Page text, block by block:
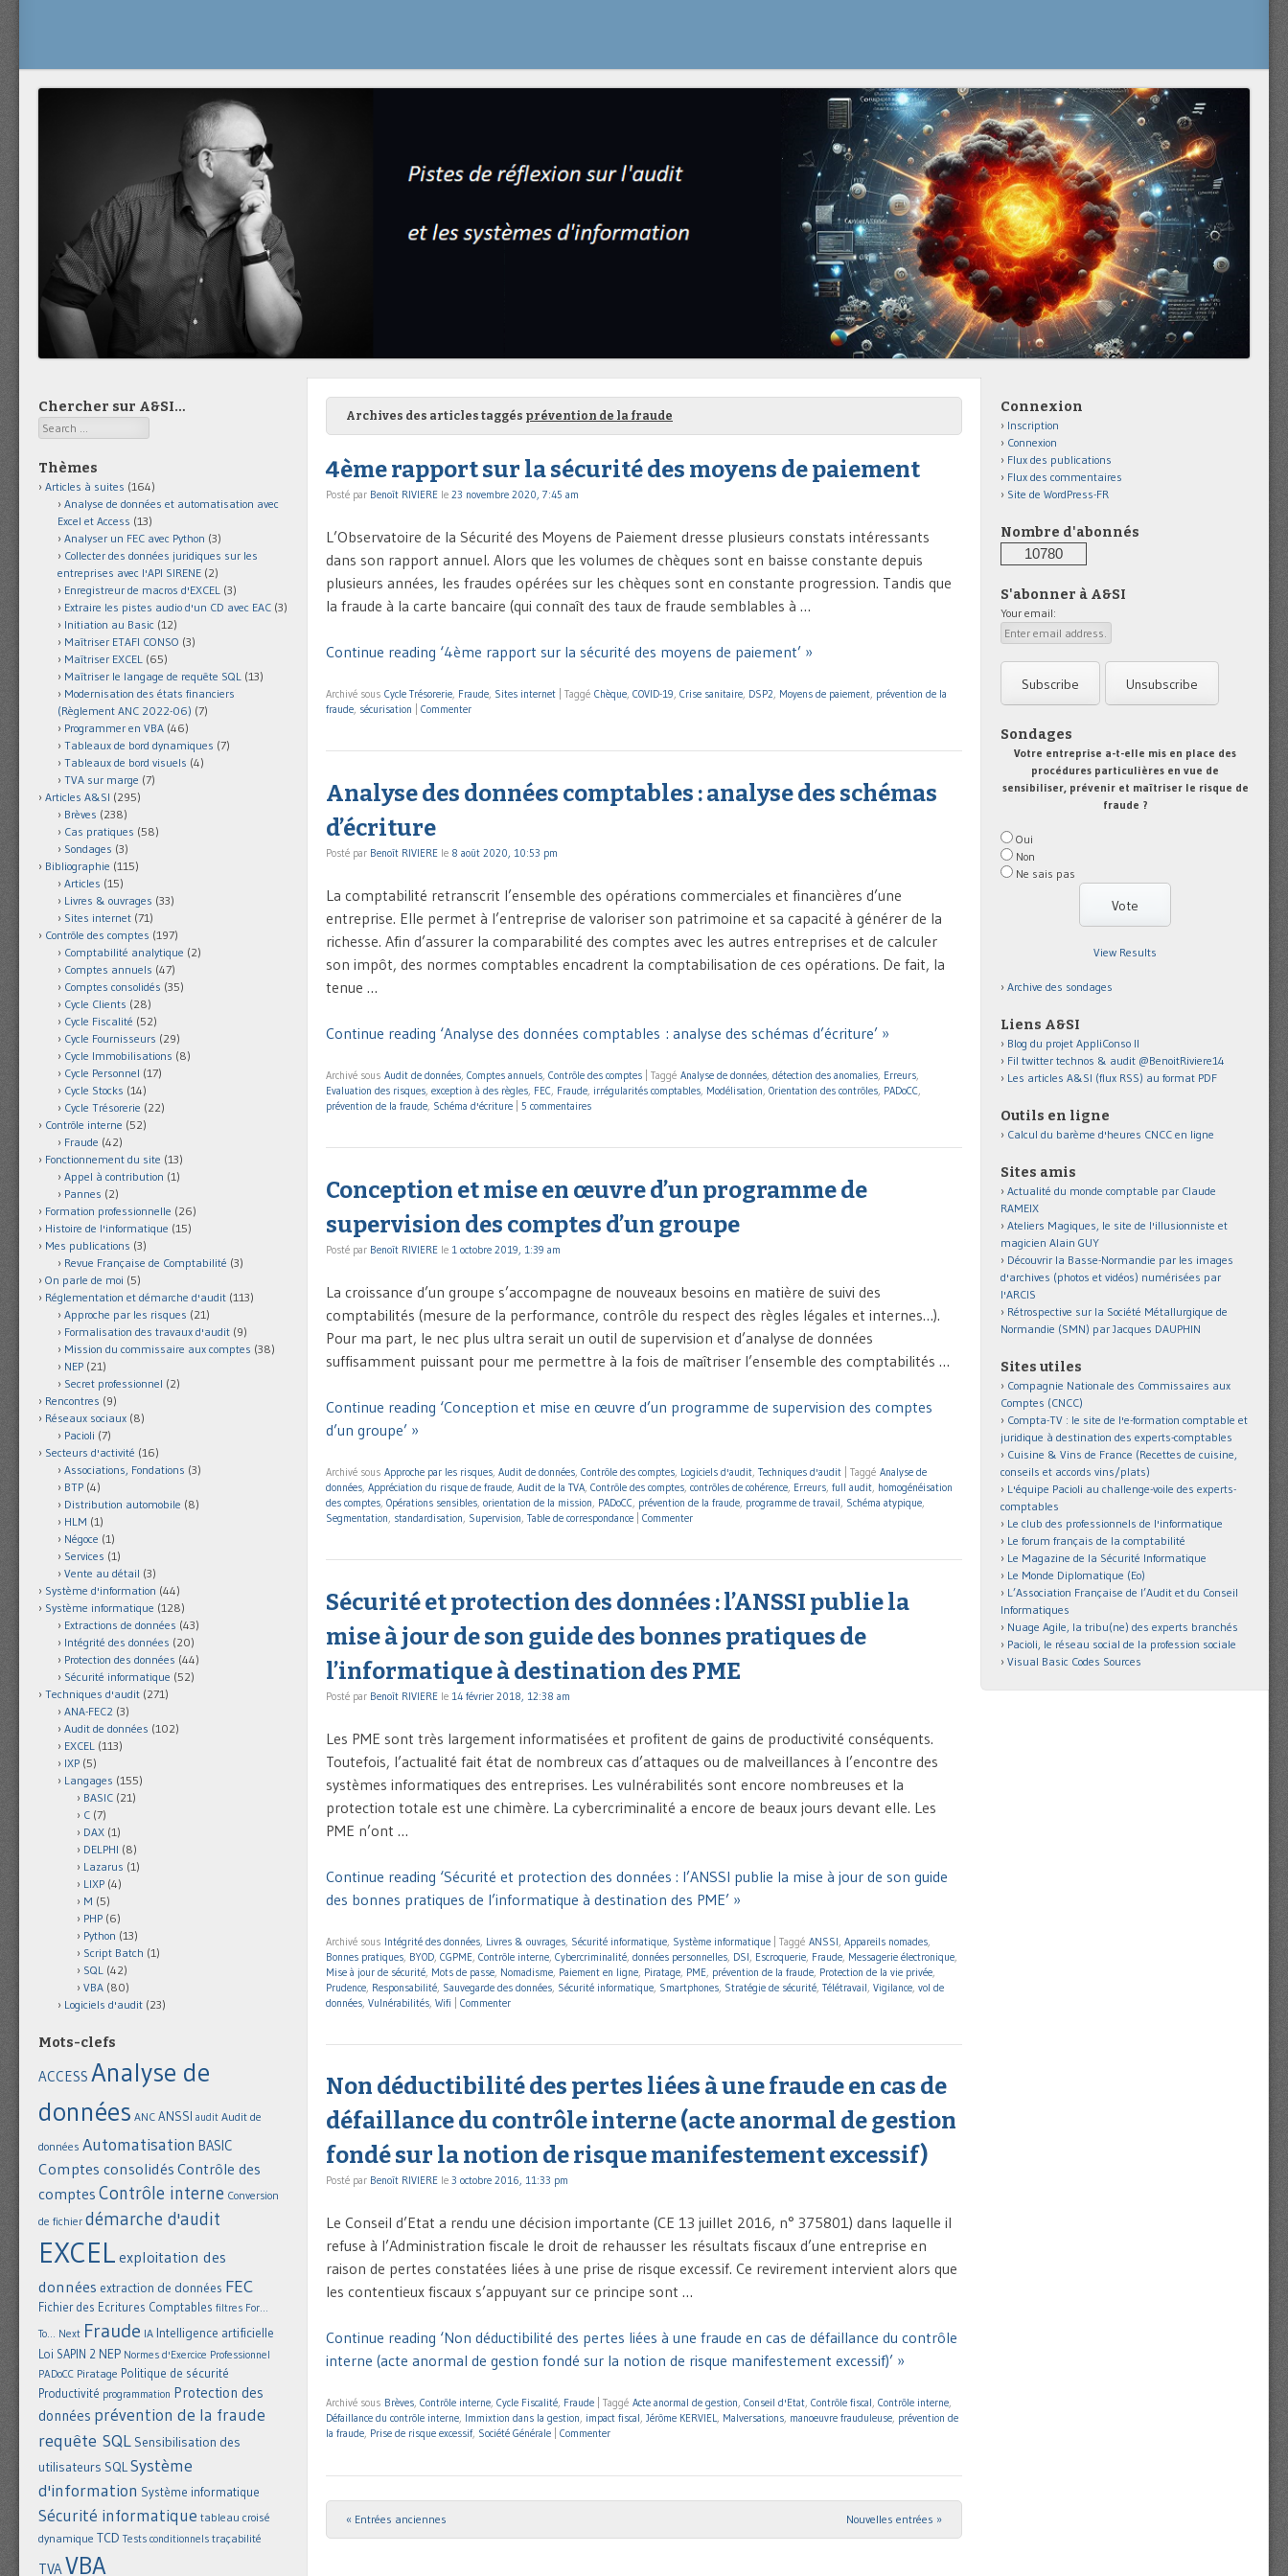
Archives des articles taggés prévention de la fraude
4ème rapport sur la sécurité des moyens de paiement
Posté par Benoît RIVIERE le 23 novembre 2020, 7:45 am
L’Observatoire de la Sécurité des Moyens de Paiement dresse plusieurs constats intéressants
dans son rapport annuel. Alors que les volumes de chèques sont en baisse constante depuis
plusieurs années, les fraudes opérées sur les chèques sont en constante progression. Tandis que
la fraude à la carte bancaire (qui connaît des taux de fraude semblables à …
Continue reading ‘4ème rapport sur la sécurité des moyens de paiement’ »
Archivé sous Cycle Trésorerie, Fraude, Sites internet Taggé Chèque, COVID-19, Crise sanitaire, DSP2, Moyens de paiement, prévention de la
fraude, sécurisation Commenter
Analyse des données comptables : analyse des schémas
d’écriture
Posté par Benoît RIVIERE le 8 août 2020, 10:53 pm
La comptabilité retranscrit l’ensemble des opérations commerciales et financières d’une
entreprise. Elle permet à l’entreprise de valoriser son patrimoine et sa capacité à générer de la
richesse. Afin d’assurer la comparabilité des comptes avec les autres entreprises et de calculer
son impôt, des normes comptables encadrent la comptabilisation de ces opérations. De fait, la
tenue …
Continue reading ‘Analyse des données comptables : analyse des schémas d’écriture’ »
Archivé sous Audit de données, Comptes annuels, Contrôle des comptes Taggé Analyse de données, détection des anomalies, Erreurs,
Evaluation des risques, exception à des règles, FEC, Fraude, irrégularités comptables, Modélisation, Orientation des contrôles, PADoCC,
prévention de la fraude, Schéma d'écriture 5 commentaires
Conception et mise en œuvre d’un programme de
supervision des comptes d’un groupe
Posté par Benoît RIVIERE le 1 octobre 2019, 1:39 am
La croissance d’un groupe s’accompagne de nouveaux besoins en matière de suivi des
comptabilités (mesure de la performance, contrôle du respect des règles légales et internes…).
Pour ma part, le nec plus ultra serait un outil de supervision et d’analyse de données
suffisamment puissant pour me permettre à la fois de maîtriser l’ensemble des comptabilités …
Continue reading ‘Conception et mise en œuvre d’un programme de supervision des comptes
d’un groupe’ »
Archivé sous Approche par les risques, Audit de données, Contrôle des comptes, Logiciels d'audit, Techniques d'audit Taggé Analyse de
données, Appréciation du risque de fraude, Audit de la TVA, Contrôle des comptes, contrôles de cohérence, Erreurs, full audit, homogénéisation
des comptes, Opérations sensibles, orientation de la mission, PADoCC, prévention de la fraude, programme de travail, Schéma atypique,
Segmentation, standardisation, Supervision, Table de correspondance Commenter
Sécurité et protection des données : l’ANSSI publie la
mise à jour de son guide des bonnes pratiques de
l’informatique à destination des PME
Posté par Benoît RIVIERE le 14 février 2018, 12:38 am
Les PME sont très largement informatisées et profitent de gains de productivité conséquents.
Toutefois, l’actualité fait état de nombreux cas d’attaques ou de malveillances à l’encontre des
systèmes informatiques des entreprises. Les vulnérabilités sont encore nombreuses et la
protection totale est une chimère. La cybercriminalité a encore de beaux jours devant elle. Les
PME n’ont …
Continue reading ‘Sécurité et protection des données : l’ANSSI publie la mise à jour de son guide
des bonnes pratiques de l’informatique à destination des PME’ »
Archivé sous Intégrité des données Livres & ouvrages Sécurité informatique Système informatique Taggé ANSSI Appareils nomades
Bonnes pratiques BYOD CGPME Contrôle interne Cybercriminalité données personnelles DSI Escroquerie Fraude Messagerie électronique
Mise à jour de sécurité Mots de passe Nomadisme Paiement en ligne Piratage PME prévention de la fraude Protection de la vie privée
Prudence Responsabilité Sauvegarde des données Sécurité informatique Smartphones Stratégie de sécurité Télétravail Vigilance vol de
données Vulnérabilités Wifi Commenter
Non déductibilité des pertes liées à une fraude en cas de
défaillance du contrôle interne (acte anormal de gestion
fondé sur la notion de risque manifestement excessif)
Posté par Benoît RIVIERE le 3 octobre 2016, 11:33 pm
Le Conseil d’Etat a rendu une décision importante (CE 13 juillet 2016, n° 375801) dans laquelle il
refuse à l’Administration fiscale le droit de rehausser les résultats fiscaux d’une entreprise en
raison de pertes constatées liées à une prise de risque excessif. Ce revirement intervient alors que
les contentieux fiscaux s’appuyant sur ce principe sont …
Continue reading ‘Non déductibilité des pertes liées à une fraude en cas de défaillance du contrôle
interne (acte anormal de gestion fondé sur la notion de risque manifestement excessif)’ »
Archivé sous Brèves, Contrôle interne, Cycle Fiscalité, Fraude Taggé Acte anormal de gestion, Conseil d'Etat, Contrôle fiscal, Contrôle interne,
Défaillance du contrôle interne, Immixtion dans la gestion, impact fiscal, Jérôme KERVIEL, Malversations, manoeuvre frauduleuse, prévention de
la fraude, Prise de risque excessif, Société Générale Commenter
Post navigation
« Entrées anciennes Nouvelles entrées »
Chercher sur A&SI…
Search
Thèmes
Articles à suites (164)
Analyse de données et automatisation avec
Excel et Access (13)
Analyser un FEC avec Python (3)
Collecter des données juridiques sur les
entreprises avec l'API SIRENE (2)
Enregistreur de macros d'EXCEL (3)
Extraire les pistes audio d'un CD avec EAC (3)
Initiation au Basic (12)
Maîtriser ETAFI CONSO (3)
Maîtriser EXCEL (65)
Maîtriser le langage de requête SQL (13)
Modernisation des états financiers
(Règlement ANC 2022-06) (7)
Programmer en VBA (46)
Tableaux de bord dynamiques (7)
Tableaux de bord visuels (4)
TVA sur marge (7)
Articles A&SI (295)
Brèves (238)
Cas pratiques (58)
Sondages (3)
Bibliographie (115)
Articles (15)
Livres & ouvrages (33)
Sites internet (71)
Contrôle des comptes (197)
Comptabilité analytique (2)
Comptes annuels (47)
Comptes consolidés (35)
Cycle Clients (28)
Cycle Fiscalité (52)
Cycle Fournisseurs (29)
Cycle Immobilisations (8)
Cycle Personnel (17)
Cycle Stocks (14)
Cycle Trésorerie (22)
Contrôle interne (52)
Fraude (42)
Fonctionnement du site (13)
Appel à contribution (1)
Pannes (2)
Formation professionnelle (26)
Histoire de l'informatique (15)
Mes publications (3)
Revue Française de Comptabilité (3)
On parle de moi (5)
Réglementation et démarche d'audit (113)
Approche par les risques (21)
Formalisation des travaux d'audit (9)
Mission du commissaire aux comptes (38)
NEP (21)
Secret professionnel (2)
Rencontres (9)
Réseaux sociaux (8)
Pacioli (7)
Secteurs d'activité (16)
Associations, Fondations (3)
BTP (4)
Distribution automobile (8)
HLM (1)
Négoce (1)
Services (1)
Vente au détail (3)
Système d'information (44)
Système informatique (128)
Extractions de données (43)
Intégrité des données (20)
Protection des données (44)
Sécurité informatique (52)
Techniques d'audit (271)
ANA-FEC2 (3)
Audit de données (102)
EXCEL (113)
IXP (5)
Langages (155)
BASIC (21)
C (7)
DAX (1)
DELPHI (8)
Lazarus (1)
LIXP (4)
M (5)
PHP (6)
Python (13)
Script Batch (1)
SQL (42)
VBA (80)
Logiciels d'audit (23)
Mots-clefs
ACCESS Analyse de
données ANC ANSSI audit Audit de
données Automatisation BASIC
Comptes consolidés Contrôle des
comptes Contrôle interne Conversion
de fichier démarche d'audit
EXCEL exploitation des
données extraction de données FEC
Fichier des Ecritures Comptables filtres For...
To... Next Fraude IA Intelligence artificielle
Loi SAPIN 2 NEP Normes d'Exercice Professionnel
PADoCC Piratage Politique de sécurité
Productivité programmation Protection des
données prévention de la fraude
requête SQL Sensibilisation des
utilisateurs SQLSystème
d'information Système informatique
Sécurité informatique tableau croisé
dynamique TCD Tests conditionnels traçabilité
TVAVBA
Connexion
Inscription
Connexion
Flux des publications
Flux des commentaires
Site de WordPress-FR
Nombre d'abonnés
10780
S'abonner à A&SI
Your email:
Sondages
Votre entreprise a-t-elle mis en place des
procédures particulières en vue de
sensibiliser, prévenir et maîtriser le risque de
fraude ?
Oui
Non
Ne sais pas
View Results
Archive des sondages
Liens A&SI
Blog du projet AppliConso II
Fil twitter technos & audit @BenoitRiviere14
Les articles A&SI (flux RSS) au format PDF
Outils en ligne
Calcul du barème d'heures CNCC en ligne
Sites amis
Actualité du monde comptable par Claude
RAMEIX
Ateliers Magiques, le site de l'illusionniste et
magicien Alain GUY
Découvrir la Basse-Normandie par les images
d'archives (photos et vidéos) numérisées par
l'ARCIS
Rétrospective sur la Société Métallurgique de
Normandie (SMN) par Jacques DAUPHIN
Sites utiles
Compagnie Nationale des Commissaires aux
Comptes (CNCC)
Compta-TV : le site de l'e-formation comptable et
juridique à destination des experts-comptables
Cuisine & Vins de France (Recettes de cuisine,
conseils et accords vins/plats)
L'équipe Pacioli au challenge-voile des experts-
comptables
Le club des professionnels de l'informatique
Le forum français de la comptabilité
Le Magazine de la Sécurité Informatique
Le Monde Diplomatique (Eo)
L’Association Française de l’Audit et du Conseil
Informatiques
Nuage Agile, la tribu(ne) des experts branchés
Pacioli, le réseau social de la profession sociale
Visual Basic Codes Sources